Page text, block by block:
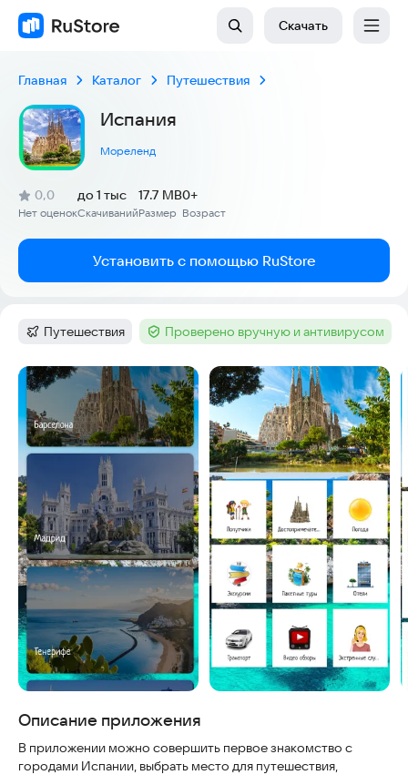
Скачать
Главная Каталог Путешествия
Испания
Мореленд
Рейтинг:
0,0
(
Нет оценок
)
Скачиваний
до 1 тыс
Размер
17.7 MB
Возраст
0+
Установить с помощью RuStore
Категория:
Путешествия Тег :Проверено вручную и антивирусом
Скриншоты
Описание приложения
В приложении можно совершить первое знакомство с
городами Испании, выбрать место для путешествия,